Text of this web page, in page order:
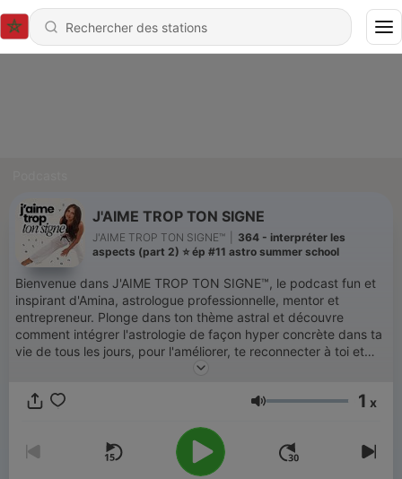
J'AIME TROP TON SIGNE
J'AIME TROP TON SIGNE™️
364 - interpréter les
aspects (part 2) ⭐️ ép #11 astro summer school
Bienvenue dans J'AIME TROP TON SIGNE™️, le podcast fun et
inspirant d'Amina, astrologue professionnelle, mentor et
entrepreneur. Plonge dans ton thème astral et découvre
comment intégrer l'astrologie de façon hyper concrète dans ta
vie de tous les jours, pour l'améliorer, te reconnecter à toi et
vivre de façon encore plus kiffante tout simplement. Ici, on
développement personnel. L'objectif : t'aider à t'accepter
Volume 1 x